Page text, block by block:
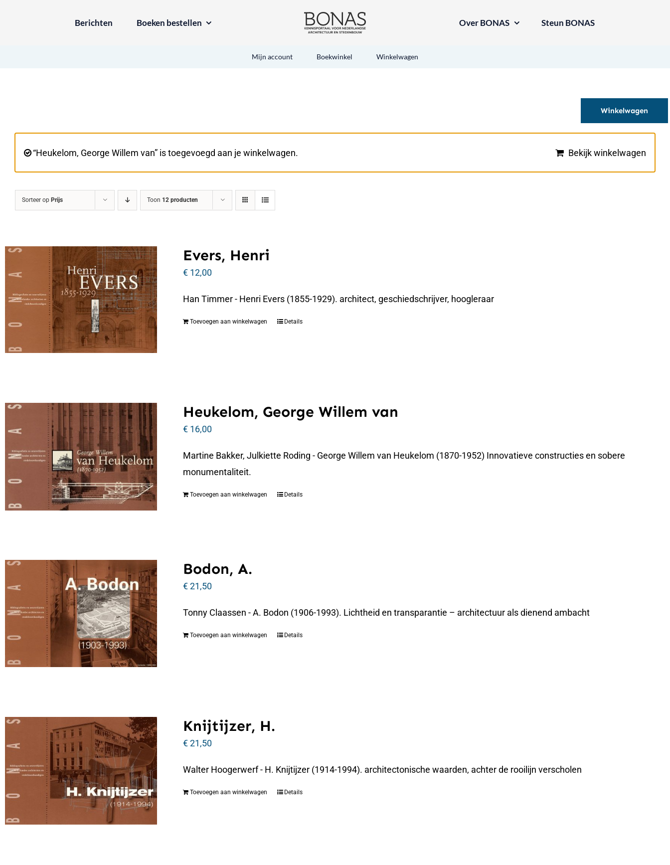
Berichten Boeken bestellen Over BONAS Steun BONAS
Mijn account Boekwinkel Winkelwagen
Winkelwagen
“Heukelom, George Willem van” is toegevoegd aan je winkelwagen. Bekijk winkelwagen
Sorteer op Prijs Toon 12 producten
Evers, Henri
€ 12,00
Han Timmer - Henri Evers (1855-1929). architect, geschiedschrijver, hoogleraar
Toevoegen aan winkelwagen Details
Heukelom, George Willem van
€ 16,00
Martine Bakker, Julkiette Roding - George Willem van Heukelom (1870-1952) Innovatieve constructies en sobere
monumentaliteit.
Toevoegen aan winkelwagen Details
Bodon, A.
€21,50
Tonny Claassen - A. Bodon (1906-1993). Lichtheid en transparantie – architectuur als dienend ambacht
Toevoegen aan winkelwagen Details
Knijtijzer, H.
€21,50
Walter Hoogerwerf - H. Knijtijzer (1914-1994). architectonische waarden, achter de rooilijn verscholen
Toevoegen aan winkelwagen Details